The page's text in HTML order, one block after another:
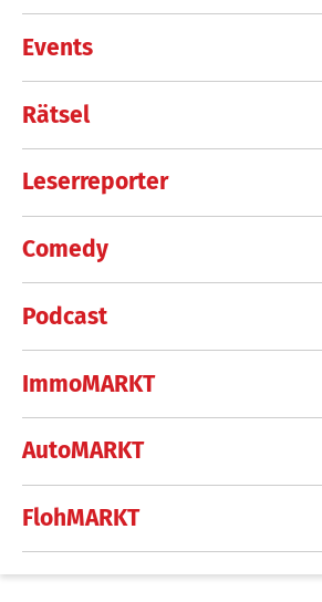
Events
Rätsel
Leserreporter
Comedy
Podcast
ImmoMARKT
AutoMARKT
FlohMARKT